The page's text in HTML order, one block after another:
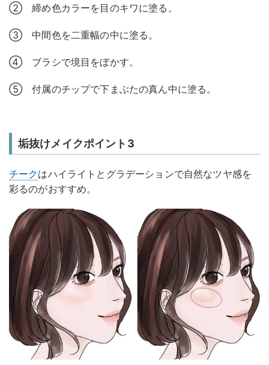
② 締め色カラーを目のキワに塗る。
③ 中間色を二重幅の中に塗る。
④ ブラシで境目をぼかす。
⑤ 付属のチップで下まぶたの真ん中に塗る。
垢抜けメイクポイント3
チークはハイライトとグラデーションで自然なツヤ感を
彩るのがおすすめ。